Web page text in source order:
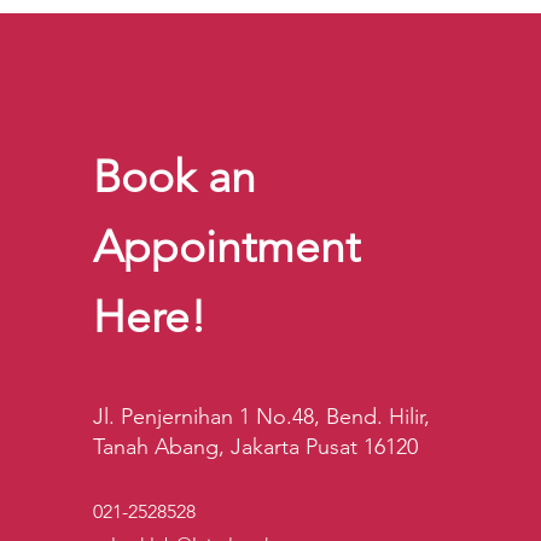
Book an
Appointment
Here!
Jl. Penjernihan 1 No.48, Bend. Hilir,
Tanah Abang, Jakarta Pusat 16120
021-2528528